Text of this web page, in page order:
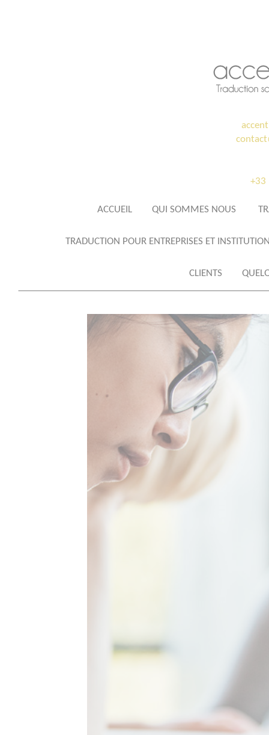
+33
ACCUEIL QUI SOMMES NOUS
TRADUCTION POUR ENTREPRISES ET
CLIENTS